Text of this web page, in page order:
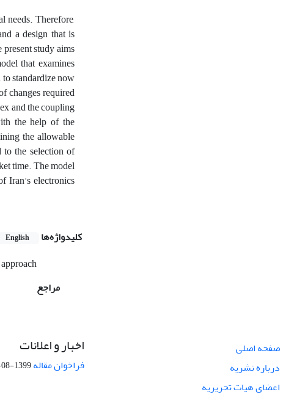
Therefore,
a design that is
study aims
that examines
standardize now
changes required
and the coupling
the help of the
the allowable
the selection of
time. The model
Iran's electronics
کلیدواژه‌ها English
مراجع
صفحه اصلی
درباره نشریه
اعضای هیات تحریریه
اخبار و اعلانات
فراخوان مقاله1399-08-27